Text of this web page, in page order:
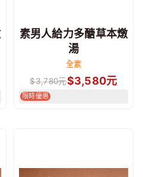
素男人給力多醣草本燉
湯
全素
$3,780元$3,580元
限時優惠